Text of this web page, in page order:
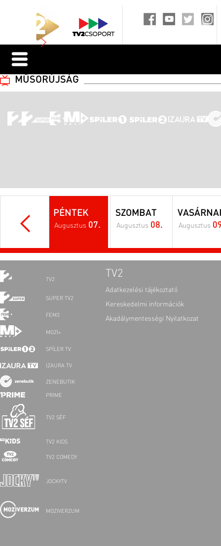
MŰSORÚJSÁG
PÉNTEK
Augusztus 07.
SZOMBAT
Augusztus 08. Augusztus
TV2
SUPER TV2
FEM3
MOZI+
SPÍLER TV
IZAURA TV
ZENEBUTIK
PRIME
TV2 SÉF
TV2 KIDS
TV2 COMEDY
JOCKYTV
MOZIVERZUM
TV2
Adatkezelési tájékoztató
Kereskedelmi információk
Akadálymentességi Nyilatkozat